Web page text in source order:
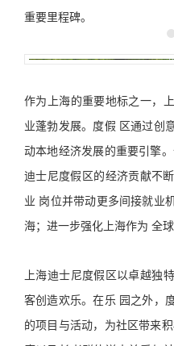
重要里程碑。
作为上海的重要地标之一，
业蓬勃发展。度假 区通过创
动本地经济发展的重要引擎
迪士尼度假区的经济贡献不
业 岗位并带动更多间接就业
海；进一步强化上海作为 全
上海迪士尼度假区以卓越独
客创造欢乐。在乐 园之外，
的项目与活动，为社区带来